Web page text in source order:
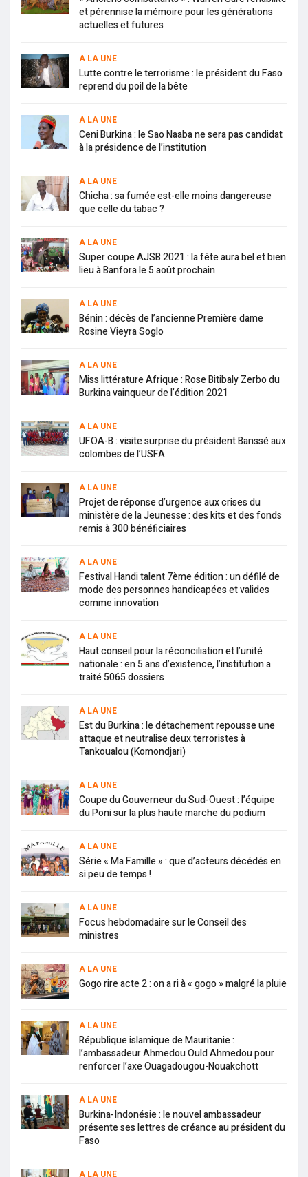
et pérennise la mémoire pour les générations
actuelles et futures
A LA UNE
Lutte contre le terrorisme : le président du Faso
reprend du poil de la bête
A LA UNE
Ceni Burkina : le Sao Naaba ne sera pas candidat
à la présidence de l’institution
A LA UNE
Chicha : sa fumée est-elle moins dangereuse
que celle du tabac ?
A LA UNE
Super coupe AJSB 2021 : la fête aura bel et bien
lieu à Banfora le 5 août prochain
A LA UNE
Bénin : décès de l’ancienne Première dame
Rosine Vieyra Soglo
A LA UNE
Miss littérature Afrique : Rose Bitibaly Zerbo du
Burkina vainqueur de l’édition 2021
A LA UNE
UFOA-B : visite surprise du président Banssé aux
colombes de l’USFA
A LA UNE
Projet de réponse d’urgence aux crises du
ministère de la Jeunesse : des kits et des fonds
remis à 300 bénéficiaires
A LA UNE
Festival Handi talent 7ème édition : un défilé de
mode des personnes handicapées et valides
comme innovation
A LA UNE
Haut conseil pour la réconciliation et l’unité
nationale : en 5 ans d’existence, l’institution a
traité 5065 dossiers
A LA UNE
Est du Burkina : le détachement repousse une
attaque et neutralise deux terroristes à
Tankoualou (Komondjari)
A LA UNE
Coupe du Gouverneur du Sud-Ouest : l’équipe
du Poni sur la plus haute marche du podium
A LA UNE
Série « Ma Famille » : que d’acteurs décédés en
si peu de temps !
A LA UNE
Focus hebdomadaire sur le Conseil des
ministres
A LA UNE
Gogo rire acte 2 : on a ri à « gogo » malgré la pluie
A LA UNE
République islamique de Mauritanie :
l’ambassadeur Ahmedou Ould Ahmedou pour
renforcer l’axe Ouagadougou-Nouakchott
A LA UNE
Burkina-Indonésie : le nouvel ambassadeur
présente ses lettres de créance au président du
Faso
A LA UNE